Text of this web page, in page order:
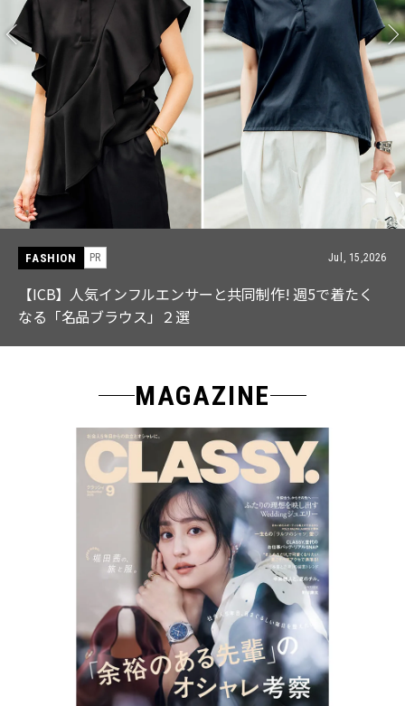
FASHION PR Jul, 15,2026
【ICB】人気インフルエンサーと共同制作! 週5で着たく
なる「名品ブラウス」２選
MAGAZINE